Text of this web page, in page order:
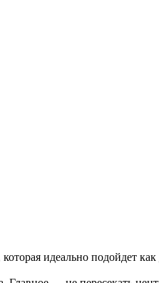
идеально подойдет